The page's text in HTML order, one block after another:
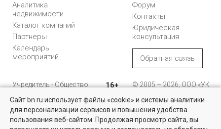
Найти квартиру - это просто!
Выбирайте среди 14 тысяч проверенных вариантов на вторичом
Аналитика
недвижимости
Каталог компаний
Партнеры
Календарь
мероприятий
Форум
Контакты
Юридическая
консультация
Обратная связь
Учредитель - Общество
ответственностью
"Управляющая
компания "Бюллетень
недвижимости"
16+
© 2005 – 2026, ООО «УК
196105, Санкт-
Петербург, пр. Юрия
Гагарина, 1
Сайт bn.ru использует файлы «cookie» и системы аналитики
для персонализации сервисов и повышения удобства
пользования веб-сайтом. Продолжая просмотр сайта, вы